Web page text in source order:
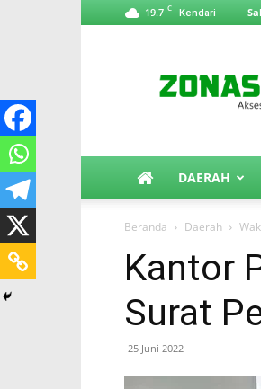
19.7 C Kendari
DAERAH
Beranda Daerah
Kantor
Surat
25 Juni 2022